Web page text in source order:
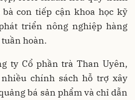
con tiếp cận khoa học kỹ
triển nông nghiệp hàng
hoàn.
ty Cổ phần trà Than Uyên,
chính sách hỗ trợ xây
bá sản phẩm và chỉ dẫn